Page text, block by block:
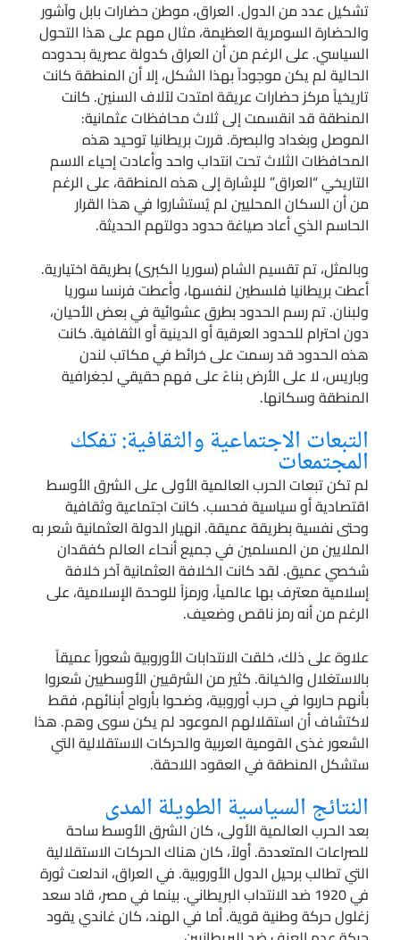
تشكيل عدد من الدول. العراق، موطن حضارات بابل وآشور
والحضارة السومرية العظيمة، مثال مهم على هذا التحول
السياسي. على الرغم من أن العراق كدولة عصرية بحدوده
الحالية لم يكن موجوداً بهذا الشكل، إلا أن المنطقة كانت
تاريخياً مركز حضارات عريقة امتدت لآلاف السنين. كانت
المنطقة قد انقسمت إلى ثلاث محافظات عثمانية:
الموصل وبغداد والبصرة. قررت بريطانيا توحيد هذه
المحافظات الثلاث تحت انتداب واحد وأعادت إحياء الاسم
التاريخي “العراق” للإشارة إلى هذه المنطقة، على الرغم
من أن السكان المحليين لم يُستشاروا في هذا القرار
الحاسم الذي أعاد صياغة حدود دولتهم الحديثة.
وبالمثل، تم تقسيم الشام (سوريا الكبرى) بطريقة اختيارية.
أعطت بريطانيا فلسطين لنفسها، وأعطت فرنسا سوريا
ولبنان. تم رسم الحدود بطرق عشوائية في بعض الأحيان،
دون احترام للحدود العرقية أو الدينية أو الثقافية. كانت
هذه الحدود قد رسمت على خرائط في مكاتب لندن
وباريس، لا على الأرض بناءً على فهم حقيقي لجغرافية
المنطقة وسكانها.
التبعات الاجتماعية والثقافية: تفكك
المجتمعات
لم تكن تبعات الحرب العالمية الأولى على الشرق الأوسط
اقتصادية أو سياسية فحسب. كانت اجتماعية وثقافية
وحتى نفسية بطريقة عميقة. انهيار الدولة العثمانية شعر به
الملايين من المسلمين في جميع أنحاء العالم كفقدان
شخصي عميق. لقد كانت الخلافة العثمانية آخر خلافة
إسلامية معترف بها عالمياً، ورمزاً للوحدة الإسلامية، على
الرغم من أنه رمز ناقص وضعيف.
علاوة على ذلك، خلقت الانتدابات الأوروبية شعوراً عميقاً
بالاستغلال والخيانة. كثير من الشرقيين الأوسطيين شعروا
بأنهم حاربوا في حرب أوروبية، وضحوا بأرواح أبنائهم، فقط
لاكتشاف أن استقلالهم الموعود لم يكن سوى وهم. هذا
الشعور غذى القومية العربية والحركات الاستقلالية التي
ستشكل المنطقة في العقود اللاحقة.
النتائج السياسية الطويلة المدى
بعد الحرب العالمية الأولى، كان الشرق الأوسط ساحة
للصراعات المتعددة. أولاً، كان هناك الحركات الاستقلالية
التي تطالب برحيل الدول الأوروبية. في العراق، اندلعت ثورة
في 1920 ضد الانتداب البريطاني. بينما في مصر، قاد سعد
زغلول حركة وطنية قوية. أما في الهند، كان غاندي يقود